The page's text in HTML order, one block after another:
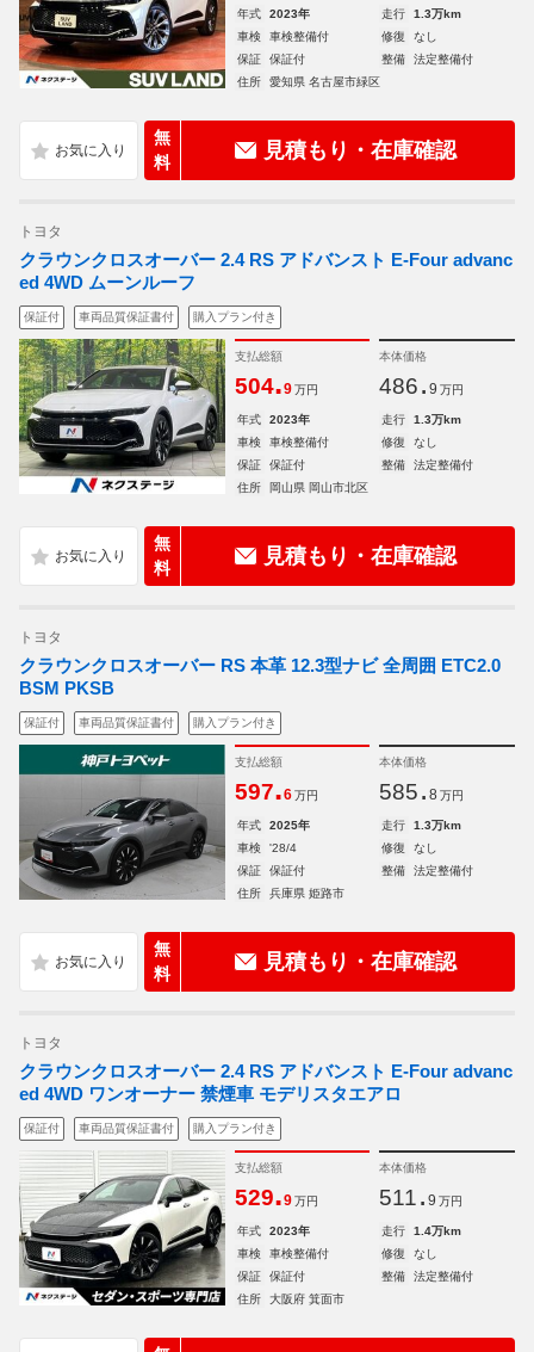
年式 2023年 走行
1.3万km
車検
車検整備付 修復
なし
保証
保証付 整備
法定整備付
住所
愛知県 名古屋市緑区
無
料
見積もり・在庫確認
トヨタ
クラウンクロスオーバー 2.4 RS アドバンスト E-Four advanc
ed 4WD ムーンルーフ
保証付 車両品質保証書付 購入プラン付き
支払総額
504.9 万円
本体価格
486. 9 万円
年式 2023年 走行
1.3万km
車検
車検整備付 修復
なし
保証
保証付 整備
法定整備付
住所
岡山県 岡山市北区
無
料
見積もり・在庫確認
トヨタ
クラウンクロスオーバー RS 本革 12.3型ナビ 全周囲 ETC2.0
BSM PKSB
保証付 車両品質保証書付 購入プラン付き
支払総額
597.6 万円
本体価格
585. 8 万円
年式 2025年 走行
1.3万km
車検
'28/4 修復
なし
保証
保証付 整備
法定整備付
住所
兵庫県 姫路市
無
料
見積もり・在庫確認
トヨタ
クラウンクロスオーバー 2.4 RS アドバンスト E-Four advanc
ed 4WD ワンオーナー 禁煙車 モデリスタエアロ
保証付 車両品質保証書付 購入プラン付き
支払総額
529.9 万円
本体価格
511. 9 万円
年式 2023年 走行
1.4万km
車検
車検整備付 修復
なし
保証
保証付 整備
法定整備付
住所
大阪府 箕面市